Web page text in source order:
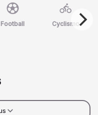
Football Cyclismo